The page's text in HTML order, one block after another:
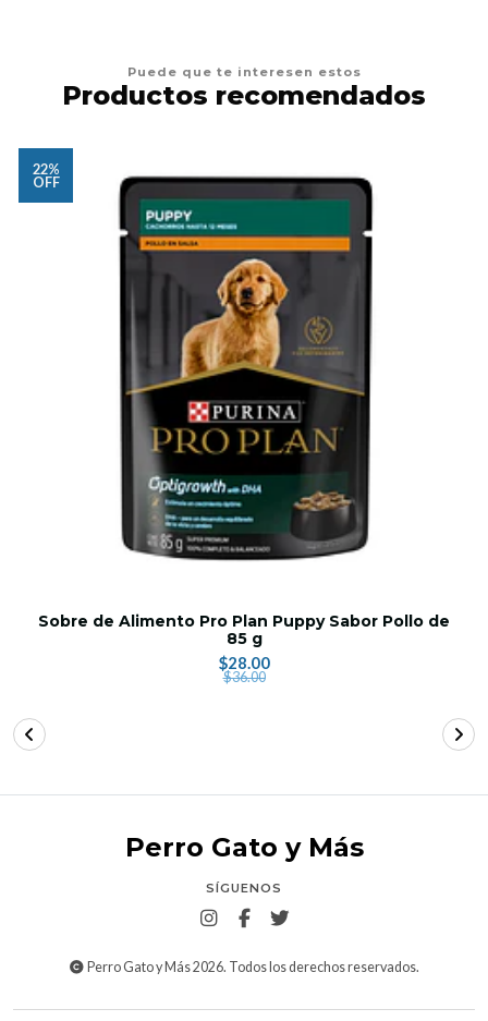
Puede que te interesen estos
Productos recomendados
22%
OFF
Sobre de Alimento Pro Plan Puppy Sabor Pollo de
85 g
$28.00
$36.00
Perro Gato y Más
SÍGUENOS
Perro Gato y Más 2026. Todos los derechos reservados.